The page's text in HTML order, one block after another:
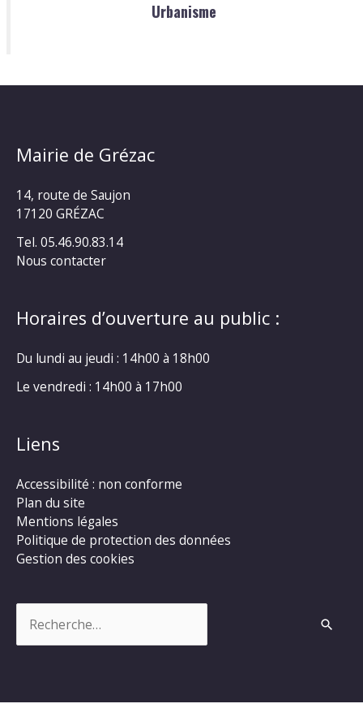
Urbanisme
Mairie de Grézac
14, route de Saujon
17120 GRÉZAC
Tel. 05.46.90.83.14
Nous contacter
Horaires d’ouverture au public :
Du lundi au jeudi : 14h00 à 18h00
Le vendredi : 14h00 à 17h00
Liens
Accessibilité : non conforme
Plan du site
Mentions légales
Politique de protection des données
Gestion des cookies